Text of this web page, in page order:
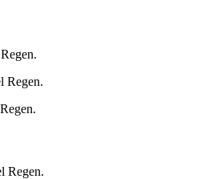
Regen.
Regen.